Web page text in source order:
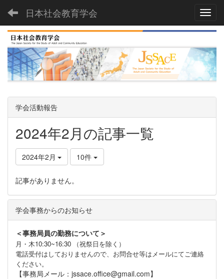
日本社会教育学会
学会活動報告
2024年2月の記事一覧
2024年2月 10件
記事がありません。
学会事務からのお知らせ
＜事務局員の勤務について＞
月・木10:30~16:30 （祝祭日を除く）
電話受付はしておりませんので、お問合せ等はメールにてご連絡
ください。
【事務局メール：jssace.office@gmail.com】